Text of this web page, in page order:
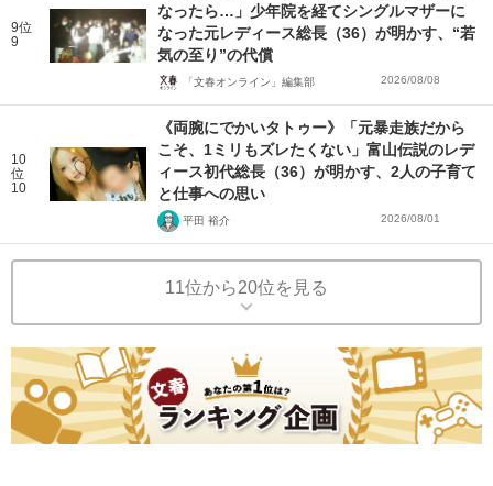
9位
9
なったら…」少年院を経てシングルマザーに
なった元レディース総長（36）が明かす、“若
気の至り”の代償
「文春オンライン」編集部 2026/08/08
10
位
10
《両腕にでかいタトゥー》「元暴走族だから
こそ、1ミリもズレたくない」富山伝説のレデ
ィース初代総長（36）が明かす、2人の子育て
と仕事への思い
平田 裕介 2026/08/01
11位から20位を見る